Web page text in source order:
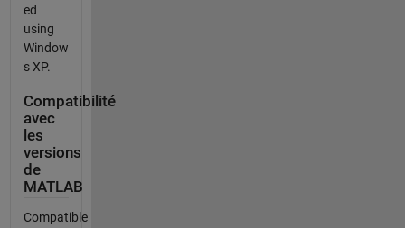
ed
using
Window
s XP.
Compatibilité
avec
les
versions
de
MATLAB
Compatible